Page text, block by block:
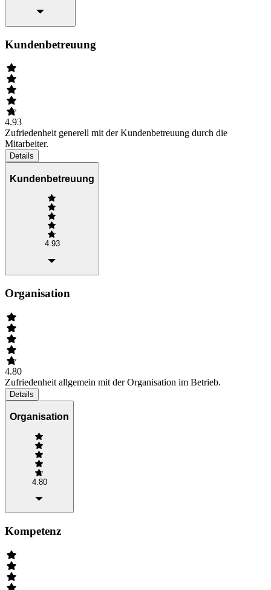
Kundenbetreuung
4.93
Zufriedenheit generell mit der Kundenbetreuung durch die
Mitarbeiter.
Details
Kundenbetreuung
4.93
Organisation
4.80
Zufriedenheit allgemein mit der Organisation im Betrieb.
Details
Organisation
4.80
Kompetenz